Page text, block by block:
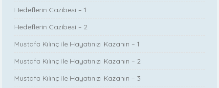
Hedeflerin Cazibesi – 1
Hedeflerin Cazibesi – 2
Mustafa Kılınç ile Hayatınızı Kazanın – 1
Mustafa Kılınç ile Hayatınızı Kazanın – 2
Mustafa Kılınç ile Hayatınızı Kazanın – 3